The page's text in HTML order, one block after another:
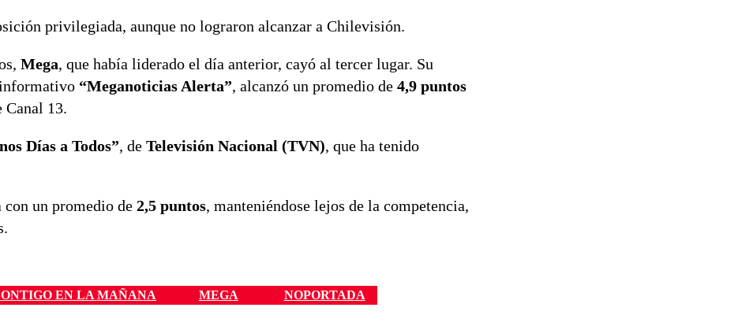
privilegiada, aunque no lograron alcanzar a Chilevisión.
Mega, que había liderado el día anterior, cayó al tercer lugar. Su
“Meganoticias Alerta”, alcanzó un promedio de 4,9 puntos
Canal 13.
Días a Todos”, de Televisión Nacional (TVN), que ha tenido
un promedio de 2,5 puntos, manteniéndose lejos de la competencia,
EN LA MAÑANA MEGA
NOPORTADA